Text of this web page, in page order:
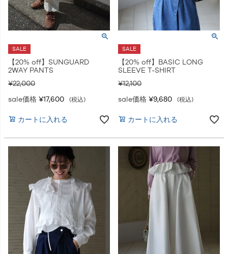
SALE
【20% off】SUNGUARD
2WAY PANTS
¥22,000
sale価格 ¥17,600 税込
カートに入れる
SALE
【20% off】BASIC LONG
SLEEVE T-SHIRT
¥12,100
sale価格 ¥9,680 税込
カートに入れる